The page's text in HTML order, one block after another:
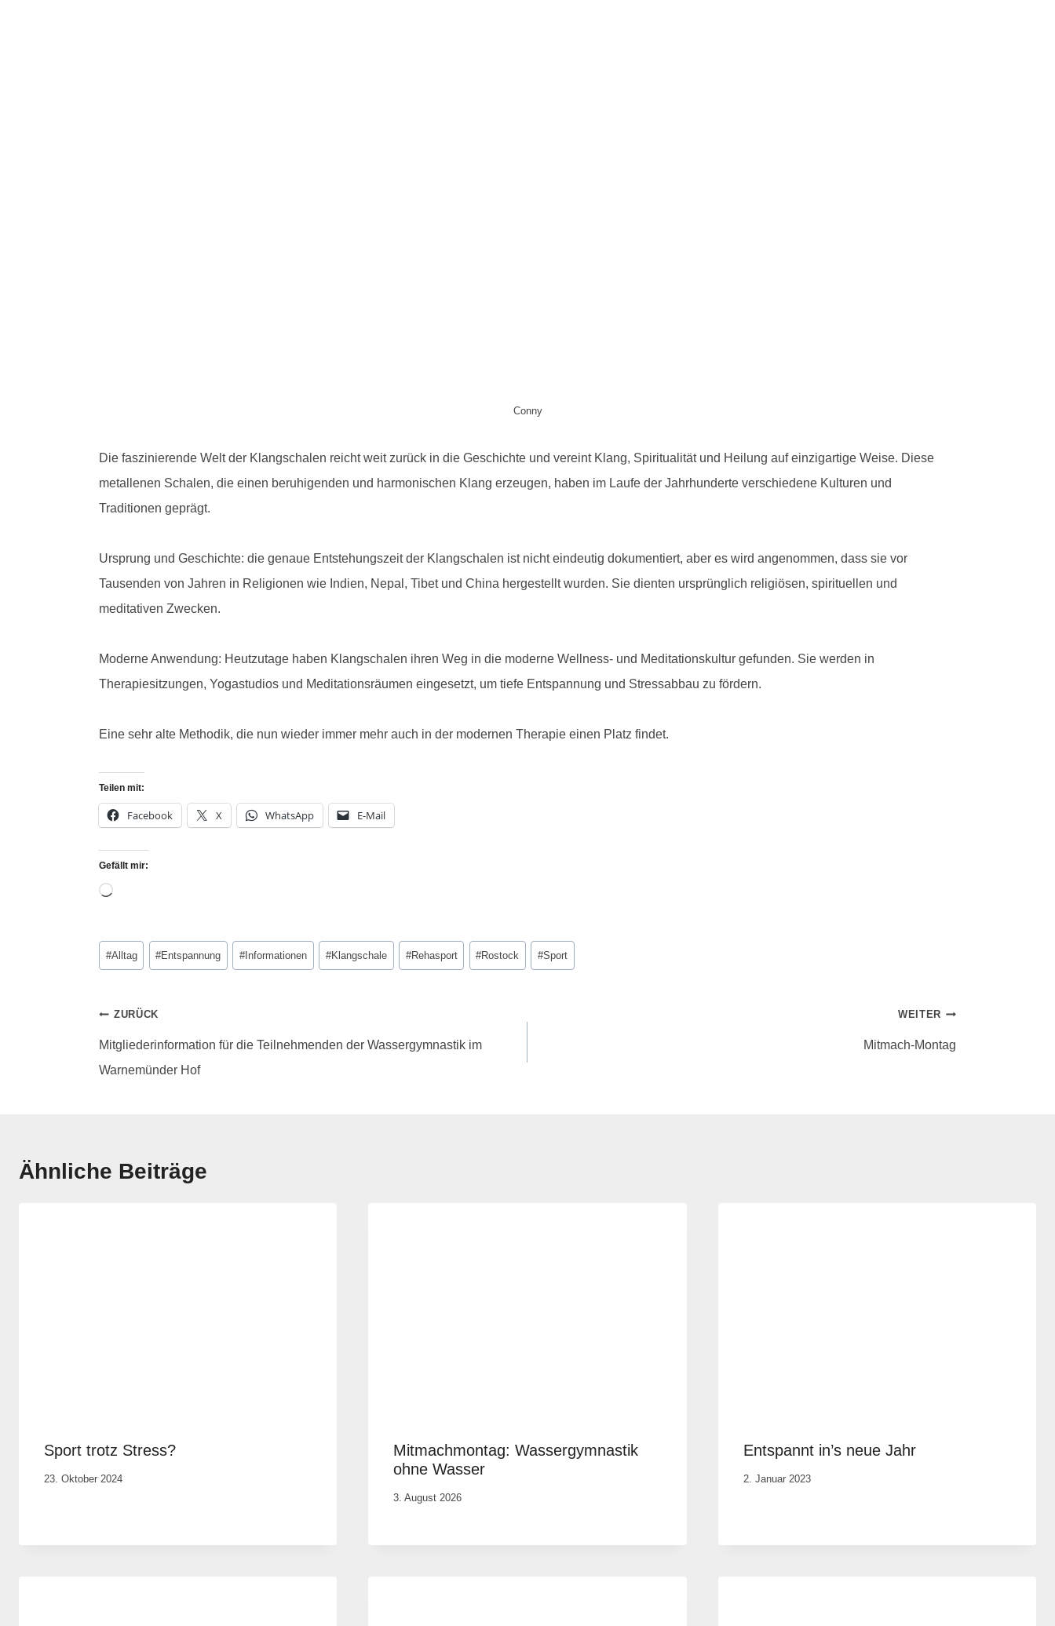
Conny
Die faszinierende Welt der Klangschalen reicht weit zurück in die Geschichte und vereint Klang, Spiritualität und Heilung auf einzigartige Weise. Diese
metallenen Schalen, die einen beruhigenden und harmonischen Klang erzeugen, haben im Laufe der Jahrhunderte verschiedene Kulturen und
Traditionen geprägt.
Ursprung und Geschichte: die genaue Entstehungszeit der Klangschalen ist nicht eindeutig dokumentiert, aber es wird angenommen, dass sie vor
Tausenden von Jahren in Religionen wie Indien, Nepal, Tibet und China hergestellt wurden. Sie dienten ursprünglich religiösen, spirituellen und
meditativen Zwecken.
Moderne Anwendung: Heutzutage haben Klangschalen ihren Weg in die moderne Wellness- und Meditationskultur gefunden. Sie werden in
Therapiesitzungen, Yogastudios und Meditationsräumen eingesetzt, um tiefe Entspannung und Stressabbau zu fördern.
Eine sehr alte Methodik, die nun wieder immer mehr auch in der modernen Therapie einen Platz findet.
Teilen mit:
Facebook X WhatsApp E-Mail
Gefällt mir:
#Alltag #Entspannung #Informationen #Klangschale #Rehasport #Rostock #Sport
ZURÜCK
Mitgliederinformation für die Teilnehmenden der Wassergymnastik im
Warnemünder Hof
WEITER
Mitmach-Montag
Ähnliche Beiträge
Sport trotz Stress?
Von
23. Oktober 2024
Mitmachmontag: Wassergymnastik
ohne Wasser
Von
3. August 2026
Entspannt in’s neue Jahr
Von
2. Januar 2023